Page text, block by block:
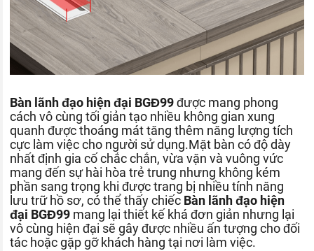
Bàn lãnh đạo hiện đại BGĐ99được mang phong
cách vô cùng tối giản tạo nhiều không gian xung
quanh được thoáng mát tăng thêm năng lượng tích
cực làm việc cho người sử dụng.Mặt bàn có độ dày
nhất định gia cố chắc chắn, vừa vặn và vuông vức
mang đến sự hài hòa trẻ trung nhưng không kém
phần sang trọng khi được trang bị nhiều tính năng
lưu trữ hồ sơ, có thể thấy chiếc Bàn lãnh đạo hiện
đại BGĐ99 mang lại thiết kế khá đơn giản nhưng lại
vô cùng hiện đại sẽ gây được nhiều ấn tượng cho đối
tác hoặc gặp gỡ khách hàng tại nơi làm việc.